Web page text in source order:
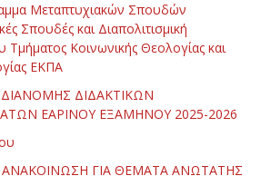
Μεταπτυχιακών Σπουδών
Σπουδές και Διαπολιτισμική
Τμήματος Κοινωνικής Θεολογίας και
ΕΚΠΑ
ΔΙΔΑΚΤΙΚΩΝ
ΕΑΡΙΝΟΥ ΕΞΑΜΗΝΟΥ 2025-2026
ΑΝΑΚΟΙΝΩΣΗ ΓΙΑ ΘΕΜΑΤΑ ΑΝΩΤΑΤΗΣ